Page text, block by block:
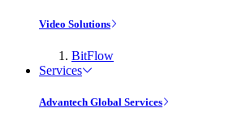
Video Solutions
BitFlow
Services
Advantech Global Services